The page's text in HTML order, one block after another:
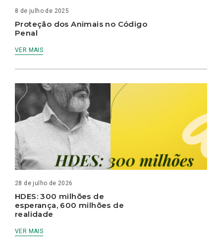
8 de julho de 2025
Proteção dos Animais no Código
Penal
VER MAIS
28 de julho de 2026
HDES: 300 milhões de
esperança, 600 milhões de
realidade
VER MAIS